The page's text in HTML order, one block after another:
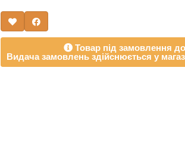
Товар під замовлення
Видача замовлень здійснюється у